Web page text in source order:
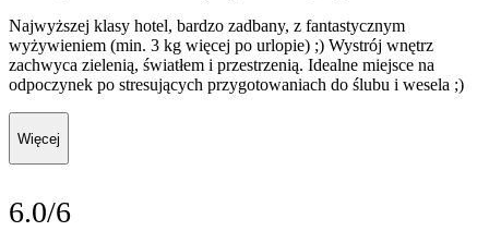
Najwyższej klasy hotel, bardzo zadbany, z fantastycznym
wyżywieniem (min. 3 kg więcej po urlopie) ;) Wystrój wnętrz
zachwyca zielenią, światłem i przestrzenią. Idealne miejsce na
odpoczynek po stresujących przygotowaniach do ślubu i wesela ;)
Więcej
6.0/6